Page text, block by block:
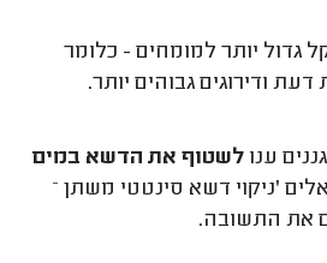
גדול יותר למומחים - כלומר
ודירוגים גבוהים יותר.
לשטוף את הדשא במים
'ניקוי דשא סינטטי משתן –
את התשובה.